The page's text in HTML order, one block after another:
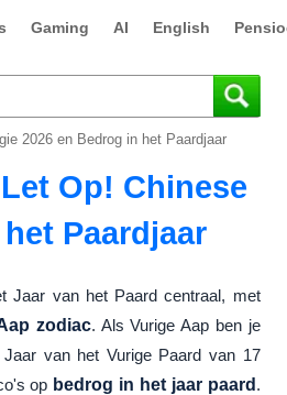
Gaming AI English
2026 en Bedrog in het Paardjaar
Op! Chinese
Paardjaar
Jaar van het Paard centraal, met
zodiac. Als Vurige Aap ben je
van het Vurige Paard van 17
op bedrog in het jaar paard .